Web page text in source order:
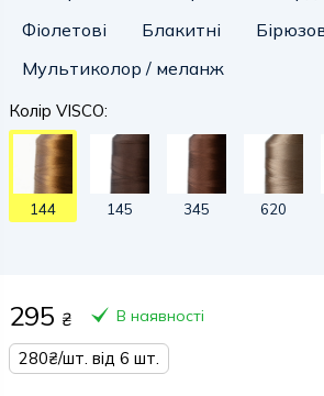
Фіолетові
Блакитні
Мультиколор / меланж
Колір VISCO:
144 145 345 620
295 ₴ В наявності
280₴/шт. від 6 шт.